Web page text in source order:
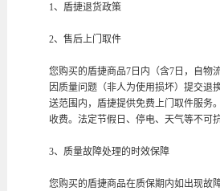
1、盾捷退货政策
2、售后上门取件
您购买的盾捷商品7日内（含7日，自物
因质量问题（非人为使用损坏）提交退
送范围内，盾捷提供免费上门取件服务
收费。法定节假日、停电、天气等不可
3、质量故障处理的时效保障
您购买的盾捷商品在质保期内如出现故